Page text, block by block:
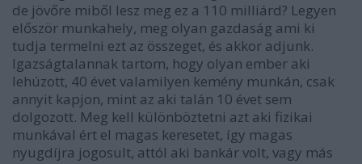
de jövőre miből lesz meg ez a 110 milliárd? Legyen
először munkahely, meg olyan gazdaság ami ki
tudja termelni ezt az összeget, és akkor adjunk.
Igazságtalannak tartom, hogy olyan ember aki
lehúzott, 40 évet valamilyen kemény munkán, csak
annyit kapjon, mint az aki talán 10 évet sem
dolgozott. Meg kell különböztetni azt aki fizikai
munkával ért el magas keresetet, így magas
nyugdíjra jogosult, attól aki bankár volt, vagy más